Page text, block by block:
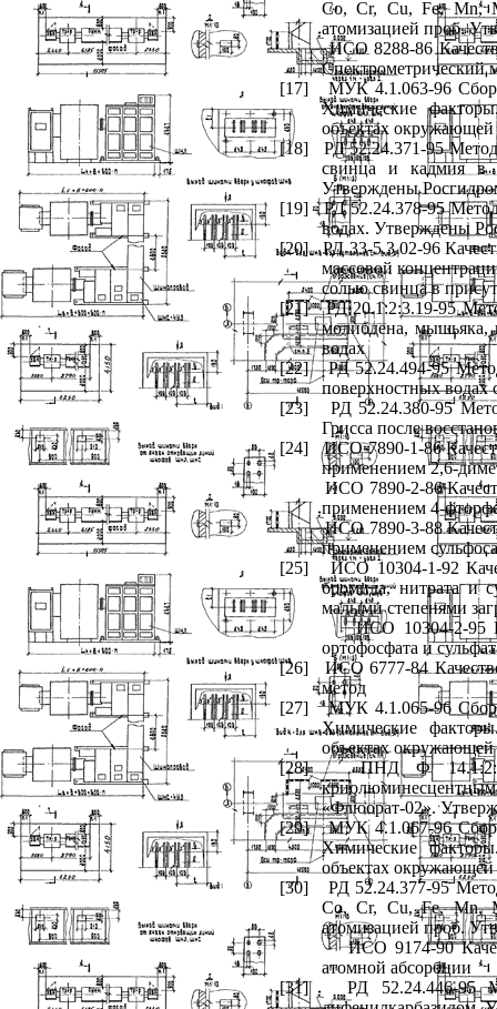
Co,Cr, Cu,Fe,Mn,
атомизацией проб.
ИСО 8288-86
Спектрометрический
[17]
МУК 4.1.063-96
Химические
объектах
[18]
РД 52.24.371-95
свинца и кадмия в
Утверждены
[19]
РД 52.24.378-95
водах. Утверждены
[20]
РД 33-5.3.02-96
массовой
солью свинца в
[21]
РД 20.1:2:3.19-95
молибдена, мышьяка,
водах
[22]
РД 52.24.494-95
поверхностных
[23]
РД 52.24.380-95
Грисса после
[24]
ИСО 7890-1-86
применением 2,6-
ИСО 7890-2-86
применением 4-
ИСО 7890-3-88
применением
[25]
ИСО 10304-1-92
бромида, нитрата и
малыми степенями
ИСО 10304-2-95
ортофосфата и
[26]
ИСО 6777-84
метод
[27]
МУК 4.1.065-96
Химические
объектах
[28]
ПНД Ф
криолюминесцентным
«Флюорат-02».
[29]
МУК 4.1.067-96
Химические
объектах
[30]
РД 52.24.377-95
Co,Cr, Cu,Fe,Mn,
атомизацией проб.
ИСО 9174-90
атомной абсорбции
[31]
РД 52.24.446-95